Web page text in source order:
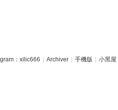
：xilic666 Archiver 手機版 小黑屋